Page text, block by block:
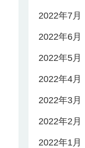
2022年7月
2022年6月
2022年5月
2022年4月
2022年3月
2022年2月
2022年1月